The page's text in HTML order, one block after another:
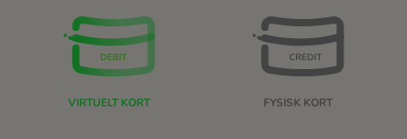
VIRTUELT KORT FYSISK KORT